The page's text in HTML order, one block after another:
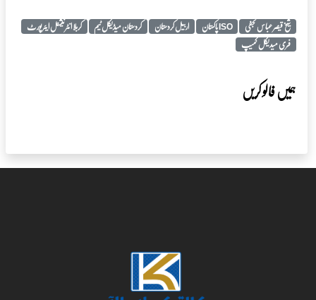
شیخ قیصر عباس نجفی ISO پاکستان اربیل کردستان کردستان میڈیکل ٹیم
کربلا انٹرنیشنل ایئرپورٹ
فری میدیکل کمیپ
ہمیں فالو کریں